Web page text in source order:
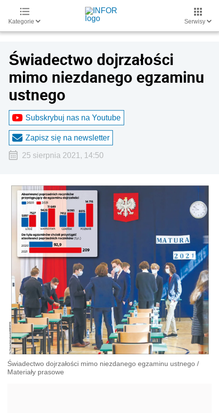
Kategorie Serwisy
Świadectwo dojrzałości
mimo niezdanego egzaminu
ustnego
Subskrybuj nas na Youtube
Zapisz się na newsletter
25 sierpnia 2021, 14:50
Świadectwo dojrzałości mimo niezdanego egzaminu ustnego /
Materiały prasowe